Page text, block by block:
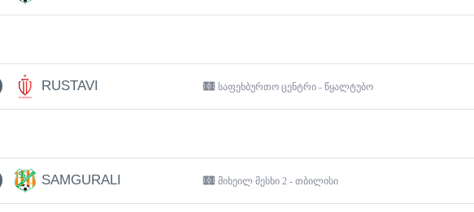
RUSTAVI საფეხბურთო ცენტრი - წყალტუბო
SAMGURALI მიხეილ მესხი 2 - თბილისი